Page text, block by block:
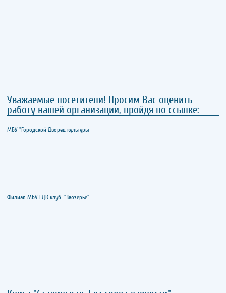
Уважаемые посетители! Просим Вас оценить
работу нашей организации, пройдя по ссылке:
МБУ "Городской Дворец культуры
Филиал МБУ ГДК клуб "Заозерье"